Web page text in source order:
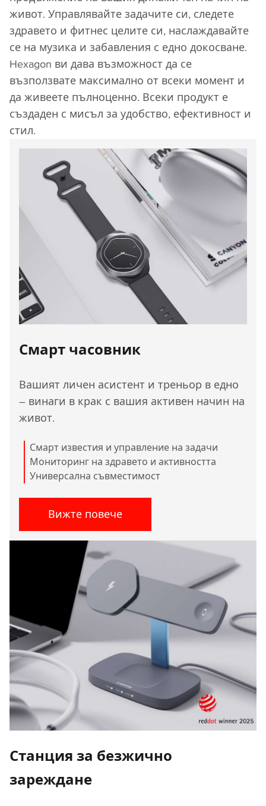
живот. Управлявайте задачите си, следете
здравето и фитнес целите си, наслаждавайте
се на музика и забавления с едно докосване.
Hexagon ви дава възможност да се
възползвате максимално от всеки момент и
да живеете пълноценно. Всеки продукт е
създаден с мисъл за удобство, ефективност и
стил.
Смарт часовник
Вашият личен асистент и треньор в едно
– винаги в крак с вашия активен начин на
живот.
Смарт известия и управление на задачи
Мониторинг на здравето и активността
Универсална съвместимост
Вижте повече
Станция за безжично
зареждане